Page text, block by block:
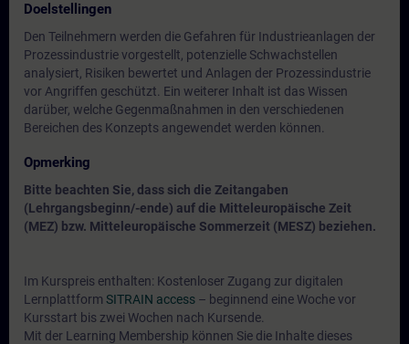
Doelstellingen
Den Teilnehmern werden die Gefahren für Industrieanlagen der
Prozessindustrie vorgestellt, potenzielle Schwachstellen
analysiert, Risiken bewertet und Anlagen der Prozessindustrie
vor Angriffen geschützt. Ein weiterer Inhalt ist das Wissen
darüber, welche Gegenmaßnahmen in den verschiedenen
Bereichen des Konzepts angewendet werden können.
Opmerking
Bitte beachten Sie, dass sich die Zeitangaben
(Lehrgangsbeginn/-ende) auf die Mitteleuropäische Zeit
(MEZ) bzw. Mitteleuropäische Sommerzeit (MESZ) beziehen.
Im Kurspreis enthalten: Kostenloser Zugang zur digitalen
Lernplattform SITRAIN access – beginnend eine Woche vor
Kursstart bis zwei Wochen nach Kursende.
Mit der Learning Membership können Sie die Inhalte dieses